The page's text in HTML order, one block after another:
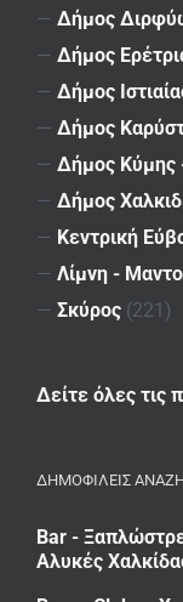
— Δήμος
— Δήμος
— Δήμος
— Δήμος
— Δήμος Κύμης
— Δήμος
— Κεντρική
— Λίμνη -
— Σκύρος (221)
Δείτε όλες τις
ΔΗΜΟΦΙΛΕΙΣ
Bar -
Αλυκές